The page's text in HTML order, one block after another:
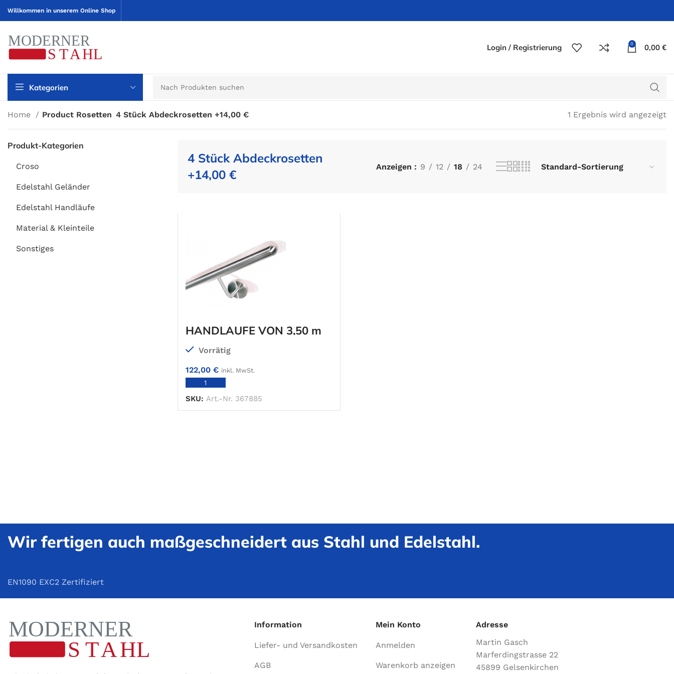
Willkommen in unserem Online Shop
Login / Registrierung 0 0,00 €
Kategorien
Home Product Rosetten 4 Stück Abdeckrosetten +14,00 € 1 Ergebnis wird angezeigt
Produkt-Kategorien
Croso
Edelstahl Geländer
Edelstahl Handläufe
Material & Kleinteile
Sonstiges
4 Stück Abdeckrosetten
+14,00 €
Anzeigen 9 12 18 24
HANDLÄUFE VON 3,50 m
BIS 4,50 m
Vorrätig
122,00 € inkl. MwSt.
SKU: Art.-Nr. 367885
Wir fertigen auch maßgeschneidert aus Stahl und Edelstahl.
EN1090 EXC2 Zertifiziert
Information
Liefer- und Versandkosten
AGB
Mein Konto
Anmelden
Warenkorb anzeigen
Adresse
Martin Gasch
Marferdingstrasse 22
45899 Gelsenkirchen